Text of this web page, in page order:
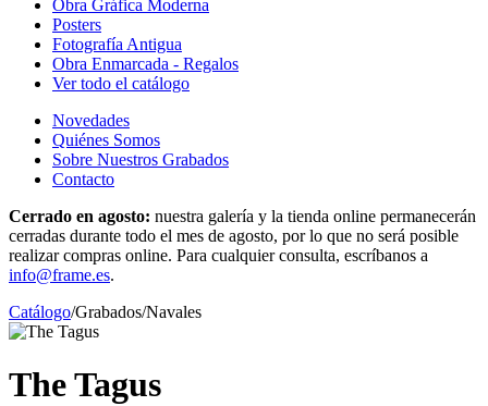
Obra Gráfica Moderna
Posters
Fotografía Antigua
Obra Enmarcada - Regalos
Ver todo el catálogo
Novedades
Quiénes Somos
Sobre Nuestros Grabados
Contacto
Cerrado en agosto: nuestra galería y la tienda online permanecerán
cerradas durante todo el mes de agosto, por lo que no será posible
realizar compras online. Para cualquier consulta, escríbanos a
info@frame.es.
Catálogo/Grabados/Navales
The Tagus